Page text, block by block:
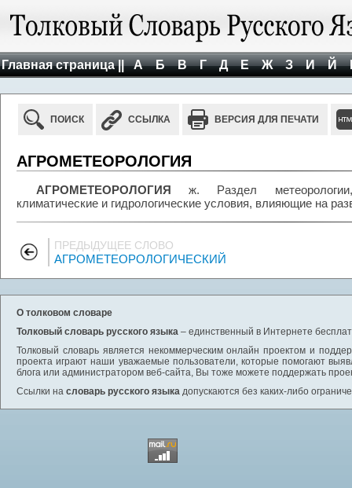
Главная страница || А Б В Г Д Е Ж З И Й
ПОИСК ССЫЛКА ВЕРСИЯ ДЛЯ ПЕЧАТИ
АГРОМЕТЕОРОЛОГИЯ
АГРОМЕТЕОРОЛОГИЯ ж. Раздел метеорологии,
климатические и гидрологические условия, влияющие на
ПРЕДЫДУЩЕЕ СЛОВО
АГРОМЕТЕОРОЛОГИЧЕСКИЙ
О толковом словаре
Толковый словарь русского языка – единственный в Интернете
Толковый словарь является некоммерческим онлайн проектом и
проекта играют наши уважаемые пользователи, которые помогают
блога или администратором веб-сайта, Вы тоже можете поддержать
Ссылки на словарь русского языка допускаются без каких-либо